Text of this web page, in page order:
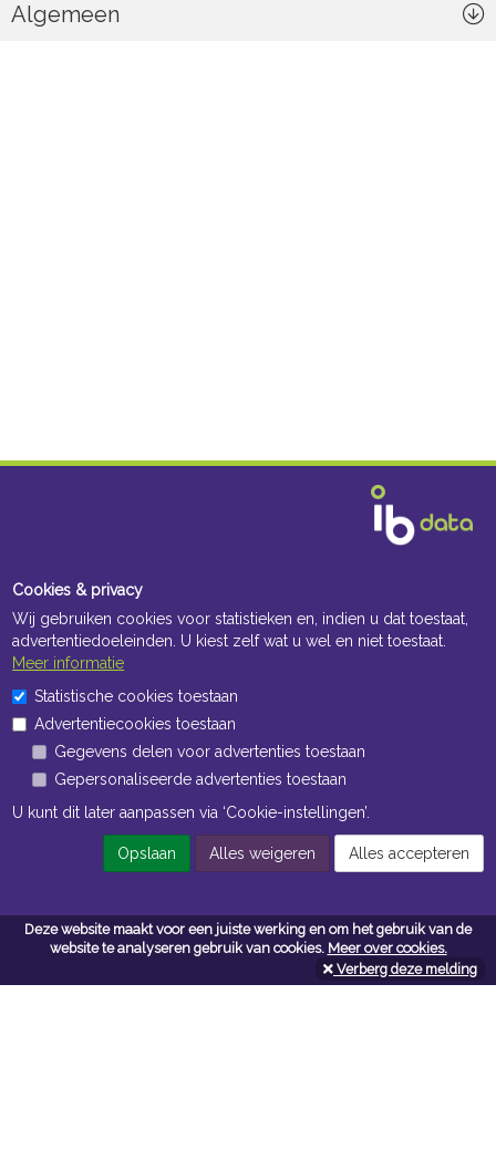
Deze website maakt voor een juiste werking en om het gebruik van de
website te analyseren gebruik van cookies. Meer over cookies.
Verberg deze melding
Algemeen
Contacteer ons
Cookies & privacy
Wij gebruiken cookies voor statistieken en, indien u dat toestaat,
advertentiedoeleinden. U kiest zelf wat u wel en niet toestaat.
Meer informatie
Statistische cookies toestaan
Advertentiecookies toestaan
Gegevens delen voor advertenties toestaan
Gepersonaliseerde advertenties toestaan
U kunt dit later aanpassen via ‘Cookie-instellingen’.
Opslaan Alles weigeren Alles accepteren